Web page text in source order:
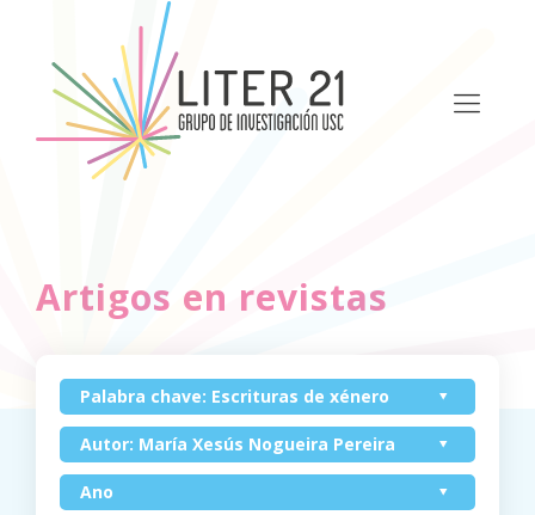
Artigos en revistas
Palabra chave: Escrituras de xénero
Autor: María Xesús Nogueira Pereira
Ano